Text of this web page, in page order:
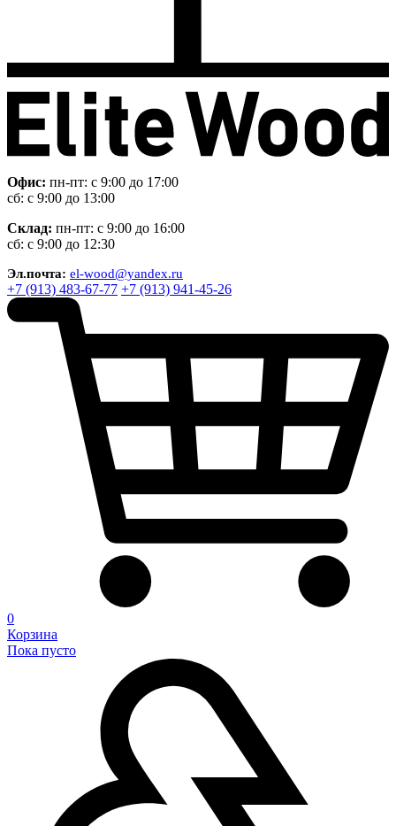
Офис: пн-пт: с 9:00 до 17:00
сб: с 9:00 до 13:00
Склад: пн-пт: с 9:00 до 16:00
сб: с 9:00 до 12:30
Эл.почта: el-wood@yandex.ru
+7 (913) 483-67-77 +7 (913) 941-45-26
0
Корзина
Пока пусто